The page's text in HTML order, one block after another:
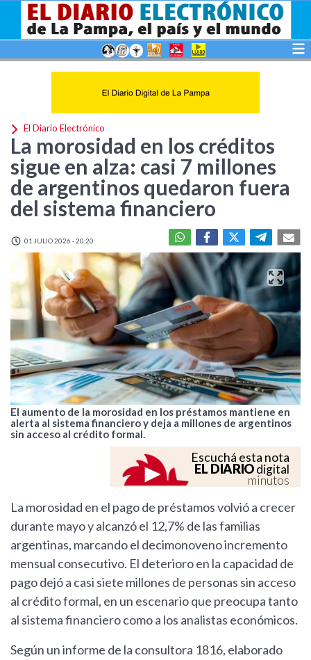
El Diario Electrónico
La morosidad en los créditos
sigue en alza: casi 7 millones
de argentinos quedaron fuera
del sistema financiero
01 JULIO 2026 - 20:20
El aumento de la morosidad en los préstamos mantiene en
alerta al sistema financiero y deja a millones de argentinos
sin acceso al crédito formal.
Escuchá esta nota
EL DIARIOdigital
minutos
La morosidad en el pago de préstamos volvió a crecer
durante mayo y alcanzó el 12,7% de las familias
argentinas, marcando el decimonoveno incremento
mensual consecutivo. El deterioro en la capacidad de
pago dejó a casi siete millones de personas sin acceso
al crédito formal, en un escenario que preocupa tanto
al sistema financiero como a los analistas económicos.
Según un informe de la consultora 1816, elaborado